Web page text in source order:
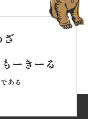
ざ
ーきーる
ある